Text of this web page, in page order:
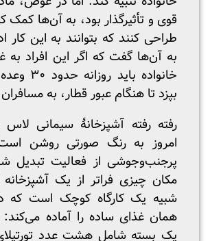
قوی و تأثیرگذار بود، به آن‌ها کمک
طراحی کنند که بتوانند به این کار
به آن‌ها گفت که اگر این افراد به
خانواده
بپزد تا هنگام عبور قطار، به
رفته رفته آشپزخانۀ سیمانی لاس
امروز به رنگ صورتی روشن
پرجنب‌وجوشی از فعالیت تبدیل
مکان چیزی فراتر از یک
شبیه یک کارگاه کوچک است که
همان غذای ساده را آماده می‌کند:
یک بسته شامل هشت عدد